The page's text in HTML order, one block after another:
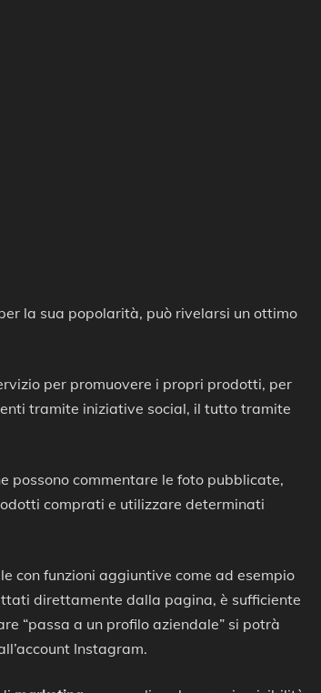
la sua popolarità, può rivelarsi un ottimo
per promuovere i propri prodotti, per
tramite iniziative social, il tutto tramite
possono commentare le foto pubblicate,
comprati e utilizzare determinati
con funzioni aggiuntive come ad esempio
direttamente dalla pagina, è sufficiente
“passa a un profilo aziendale” si potrà
Instagram.